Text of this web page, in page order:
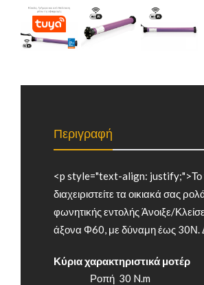
Περιγραφή
<p style="text-align: justify;">Το
διαχειριστείτε τα οικιακά σας
φωνητικής εντολής Άνοιξε/
άξονα Φ60, με δύναμη έως 30Ν.
Κύρια χαρακτηριστικά μοτέρ
Ροπή 30 N.m